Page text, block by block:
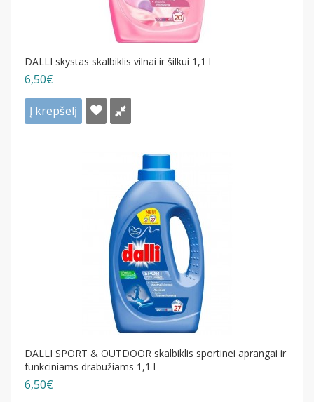
DALLI skystas skalbiklis vilnai ir šilkui 1,1 l
6,50€
Į krepšelį
DALLI SPORT & OUTDOOR skalbiklis sportinei aprangai ir
funkciniams drabužiams 1,1 l
6,50€